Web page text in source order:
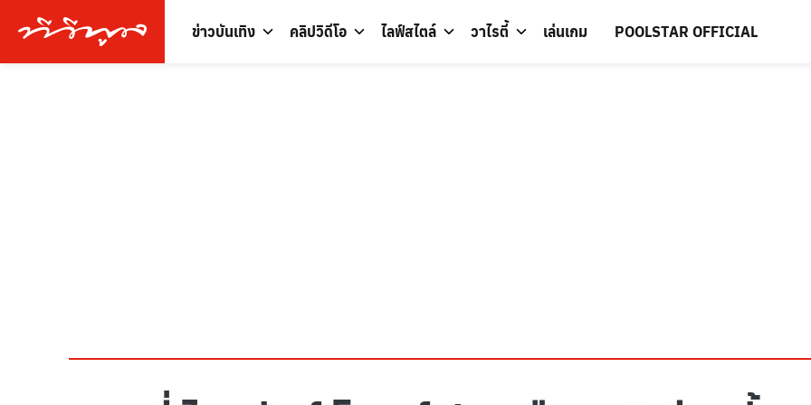
ข่าวบันเทิง คลิปวิดีโอ ไลฟ์สไตล์ วาไรตี้ เล่นเกม POOLSTAR OFFICIAL